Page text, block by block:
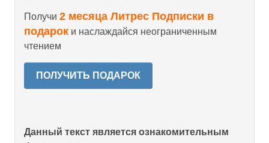
Получи 2 месяца Литрес Подписки в
подарок и наслаждайся неограниченным
чтением
ПОЛУЧИТЬ ПОДАРОК
Данный текст является ознакомительным